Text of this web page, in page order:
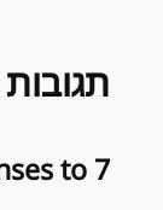
תגובות
7 responses to “נחסנית דיו”